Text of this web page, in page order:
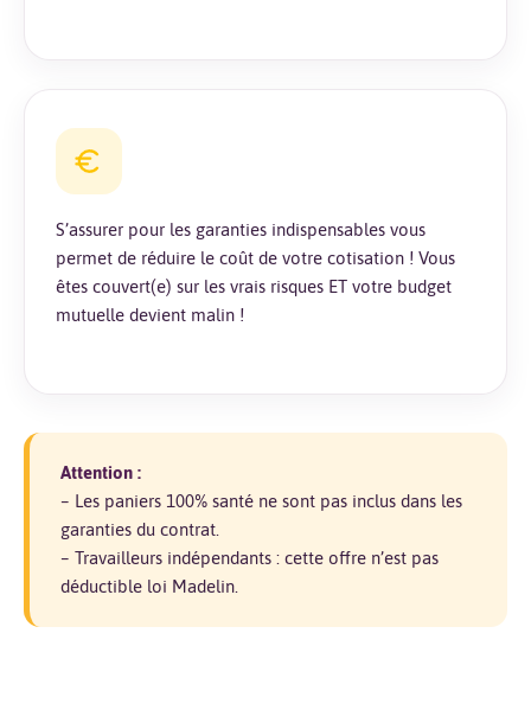
S’assurer pour les garanties indispensables vous
permet de réduire le coût de votre cotisation ! Vous
êtes couvert(e) sur les vrais risques ET votre budget
mutuelle devient malin !
Attention :
– Les paniers 100% santé ne sont pas inclus dans les
garanties du contrat.
– Travailleurs indépendants : cette offre n’est pas
déductible loi Madelin.